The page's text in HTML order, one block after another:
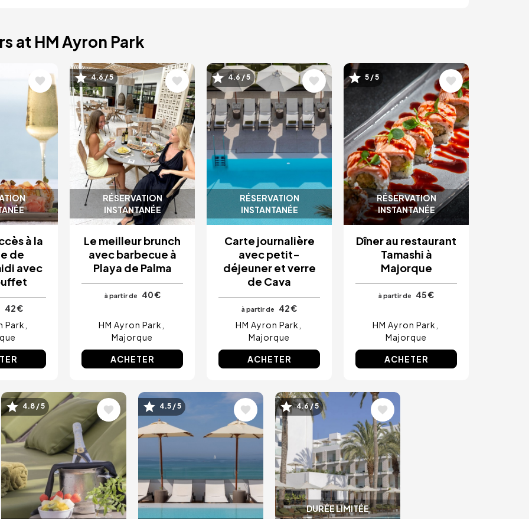
at HM Ayron Park
à la
de
avec
42 €
Park
RÉSERVATION
INSTANTANÉE
Image
4.6 / 5
Le meilleur brunch
avec barbecue à
Playa de Palma
à partir de 40 €
HM Ayron Park
Majorque
ACHETER
RÉSERVATION
INSTANTANÉE
Image
4.6 / 5
Carte journalière
avec petit-
déjeuner et verre
de Cava
à partir de
42 €
HM Ayron Park
Majorque
ACHETER
RÉSERVATION
INSTANTANÉE
Image
5 / 5
Dîner au restaurant
Tamashi à
Majorque
à partir de 45 €
HM Ayron Park
Majorque
ACHETER
Image
4.8 / 5 Image
4.5 / 5
DURÉE LIMITÉE
Image
4.6 / 5